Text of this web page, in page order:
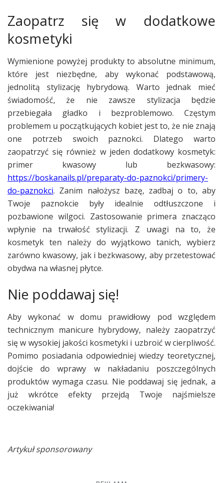
Zaopatrz się w dodatkowe
kosmetyki
Wymienione powyżej produkty to absolutne minimum,
które jest niezbędne, aby wykonać podstawową,
jednolitą stylizację hybrydową. Warto jednak mieć
świadomość, że nie zawsze stylizacja będzie
przebiegała gładko i bezproblemowo. Częstym
problemem u początkujących kobiet jest to, że nie znają
one potrzeb swoich paznokci. Dlatego warto
zaopatrzyć się również w jeden dodatkowy kosmetyk:
primer kwasowy lub bezkwasowy:
https://boskanails.pl/preparaty-do-paznokci/primery-
do-paznokci. Zanim nałożysz bazę, zadbaj o to, aby
Twoje paznokcie były idealnie odtłuszczone i
pozbawione wilgoci. Zastosowanie primera znacząco
wpłynie na trwałość stylizacji. Z uwagi na to, że
kosmetyk ten należy do wyjątkowo tanich, wybierz
zarówno kwasowy, jak i bezkwasowy, aby przetestować
obydwa na własnej płytce.
Nie poddawaj się!
Aby wykonać w domu prawidłowy pod względem
technicznym manicure hybrydowy, należy zaopatrzyć
się w wysokiej jakości kosmetyki i uzbroić w cierpliwość.
Pomimo posiadania odpowiedniej wiedzy teoretycznej,
dojście do wprawy w nakładaniu poszczególnych
produktów wymaga czasu. Nie poddawaj się jednak, a
już wkrótce efekty przejdą Twoje najśmielsze
oczekiwania!
Artykuł sponsorowany